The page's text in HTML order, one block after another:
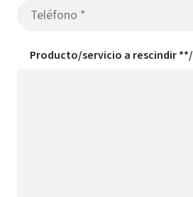
Producto/servicio a rescindir **/